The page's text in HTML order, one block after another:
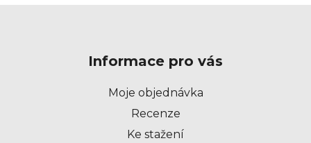
Informace pro vás
Moje objednávka
Recenze
Ke stažení